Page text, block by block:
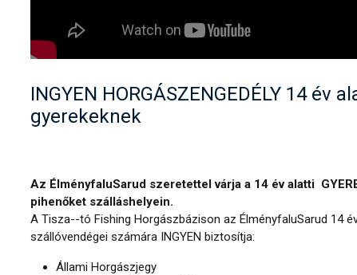
INGYEN HORGÁSZENGEDÉLY 14 év
gyerekeknek
Az ÉlményfaluSarud szeretettel várja a 14 év alatti
pihenőket szálláshelyein.
A Tisza--tó Fishing Horgászbázison az ÉlményfaluSarud 14
szállóvendégei számára INGYEN biztosítja:
Állami Horgászjegy